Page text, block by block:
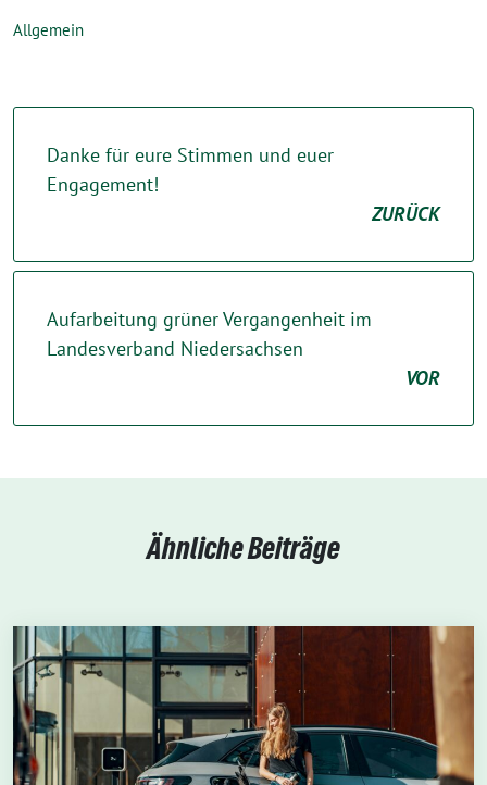
Allgemein
Danke für eure Stimmen und euer
Engagement!
ZURÜCK
Aufarbeitung grüner Vergangenheit im
Landesverband Niedersachsen
VOR
Ähnliche Beiträge